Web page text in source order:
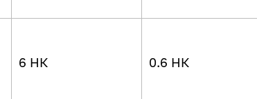
6 НК 0.6 НК